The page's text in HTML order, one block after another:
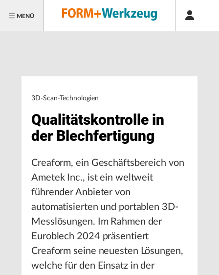
MENÜ
3D-Scan-Technologien
Qualitätskontrolle in
der Blechfertigung
Creaform, ein Geschäftsbereich von
Ametek Inc., ist ein weltweit
führender Anbieter von
automatisierten und portablen 3D-
Messlösungen. Im Rahmen der
Euroblech 2024 präsentiert
Creaform seine neuesten Lösungen,
welche für den Einsatz in der